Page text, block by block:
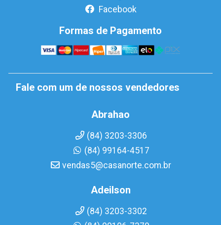
Facebook
Formas de Pagamento
Fale com um de nossos vendedores
Abrahao
(84) 3203-3306
(84) 99164-4517
vendas5@casanorte.com.br
Adeilson
(84) 3203-3302